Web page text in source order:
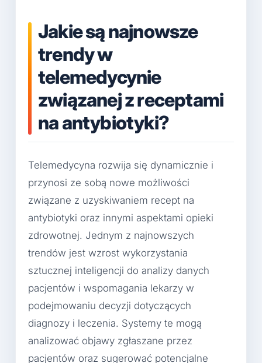
Jakie są najnowsze
trendy w
telemedycynie
związanej z receptami
na antybiotyki?
Telemedycyna rozwija się dynamicznie i
przynosi ze sobą nowe możliwości
związane z uzyskiwaniem recept na
antybiotyki oraz innymi aspektami opieki
zdrowotnej. Jednym z najnowszych
trendów jest wzrost wykorzystania
sztucznej inteligencji do analizy danych
pacjentów i wspomagania lekarzy w
podejmowaniu decyzji dotyczących
diagnozy i leczenia. Systemy te mogą
analizować objawy zgłaszane przez
pacjentów oraz sugerować potencjalne